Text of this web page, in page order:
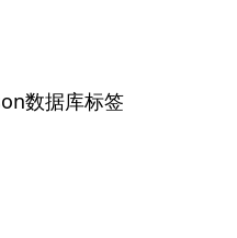
数据库标签